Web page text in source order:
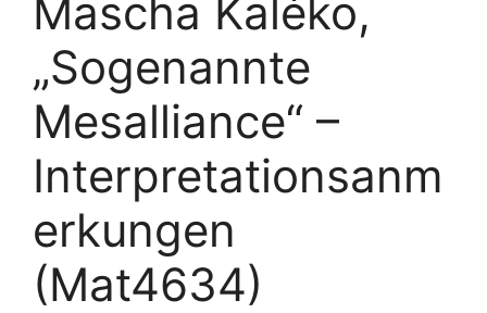
Mascha Kaléko,
„Sogenannte
Mesalliance“ –
Interpretationsanm
erkungen
(Mat4634)